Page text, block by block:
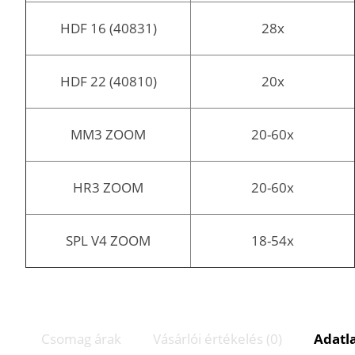
HDF 16 (40831) 28x
HDF 22 (40810) 20x
MM3 ZOOM 20-60x
HR3 ZOOM 20-60x
SPL V4 ZOOM 18-54x
Csomag árak Vásárlói értékelés (0)